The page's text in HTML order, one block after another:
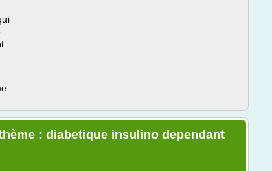
: diabetique insulino dependant